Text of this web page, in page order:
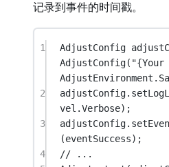
记录到事件的时间戳。
1 AdjustConfig
AdjustConfig( "{Your
2
adjustConfig.
vel.Verbose);
3
adjustConfig.
(eventSuccess);
4
// ...